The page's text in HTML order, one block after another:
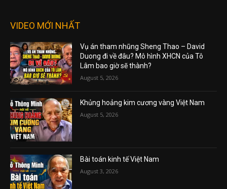
VIDEO MỚI NHẤT
Vụ án tham nhũng Sheng Thao – David
Duong đi về đâu? Mô hình XHCN của Tô
Lâm bao giờ sẽ thành?
August 5, 2026
Khủng hoảng kim cương vàng Việt Nam
August 5, 2026
Bài toán kinh tế Việt Nam
August 3, 2026